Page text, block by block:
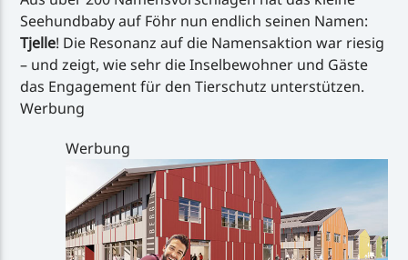
Seehundbaby auf Föhr nun endlich seinen Namen:
Tjelle! Die Resonanz auf die Namensaktion war riesig
– und zeigt, wie sehr die Inselbewohner und Gäste
das Engagement für den Tierschutz unterstützen.
Werbung
Werbung